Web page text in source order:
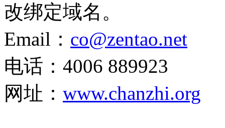
改绑定域名。
Email： co@zentao.net
电话：4006 889923
网址： www.chanzhi.org